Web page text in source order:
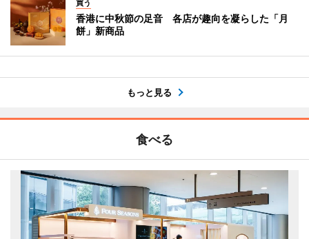
買う
香港に中秋節の足音 各店が趣向を凝らした「月
餅」新商品
もっと見る
食べる